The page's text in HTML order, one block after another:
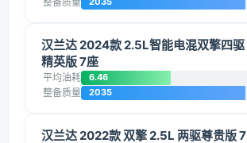
汉兰达 2024款 2.5L智能电混双擎四驱
精英版 7座
平均油耗 6.46
整备质量 2035
汉兰达 2022款 双擎 2.5L 两驱尊贵版 7